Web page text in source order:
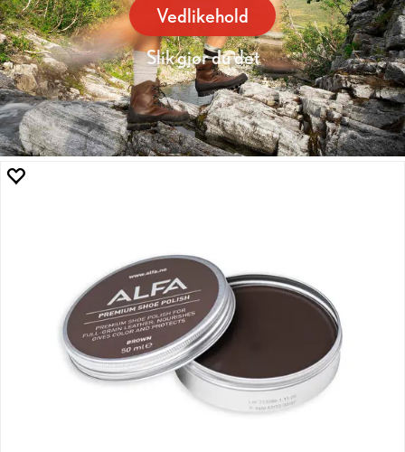
Vedlikehold
Slik gjør du det